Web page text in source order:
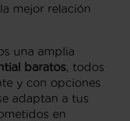
mejor relación
una amplia
baratos , todos
y con opciones
adaptan a tus
en